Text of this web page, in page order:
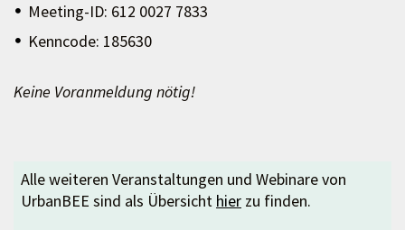
Meeting-ID: 612 0027 7833
Kenncode: 185630
Keine Voranmeldung nötig!
Alle weiteren Veranstaltungen und Webinare von
UrbanBEE sind als Übersicht hier zu finden.